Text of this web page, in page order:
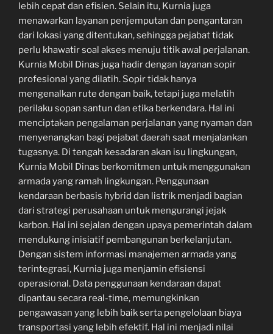
lebih cepat dan efisien. Selain itu, Kurnia juga
menawarkan layanan penjemputan dan pengantaran
dari lokasi yang ditentukan, sehingga pejabat tidak
perlu khawatir soal akses menuju titik awal perjalanan.
Kurnia Mobil Dinas juga hadir dengan layanan sopir
profesional yang dilatih. Sopir tidak hanya
mengenalkan rute dengan baik, tetapi juga melatih
perilaku sopan santun dan etika berkendara. Hal ini
menciptakan pengalaman perjalanan yang nyaman dan
menyenangkan bagi pejabat daerah saat menjalankan
tugasnya. Di tengah kesadaran akan isu lingkungan,
Kurnia Mobil Dinas berkomitmen untuk menggunakan
armada yang ramah lingkungan. Penggunaan
kendaraan berbasis hybrid dan listrik menjadi bagian
dari strategi perusahaan untuk mengurangi jejak
karbon. Hal ini sejalan dengan upaya pemerintah dalam
mendukung inisiatif pembangunan berkelanjutan.
Dengan sistem informasi manajemen armada yang
terintegrasi, Kurnia juga menjamin efisiensi
operasional. Data penggunaan kendaraan dapat
dipantau secara real-time, memungkinkan
pengawasan yang lebih baik serta pengelolaan biaya
transportasi yang lebih efektif. Hal ini menjadi nilai